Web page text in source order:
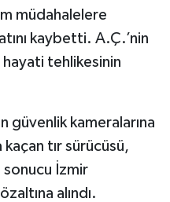
müdahalelere
kaybetti. A.Ç.’nin
tehlikesinin
güvenlik kameralarına
kaçan tır sürücüsü,
İzmir
alındı.